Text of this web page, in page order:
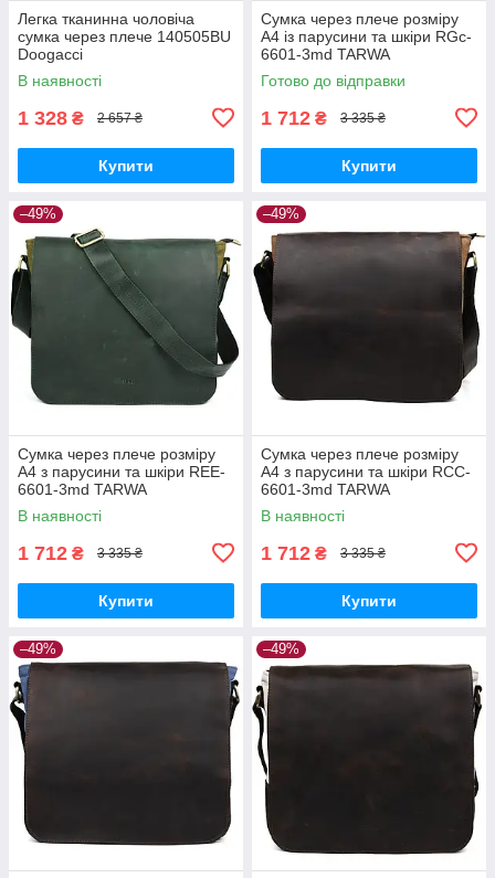
Легка тканинна чоловіча
сумка через плече 140505BU
Doogacci
В наявності
1 328 ₴ 2 657 ₴
Купити
Сумка через плече розміру
А4 із парусини та шкіри RGc-
6601-3md TARWA
Готово до відправки
1 712 ₴ 3 335 ₴
Купити
–49%
Сумка через плече розміру
А4 з парусини та шкіри REE-
6601-3md TARWA
В наявності
1 712 ₴ 3 335 ₴
Купити
–49%
Сумка через плече розміру
А4 з парусини та шкіри RCC-
6601-3md TARWA
В наявності
1 712 ₴ 3 335 ₴
Купити
–49% –49%